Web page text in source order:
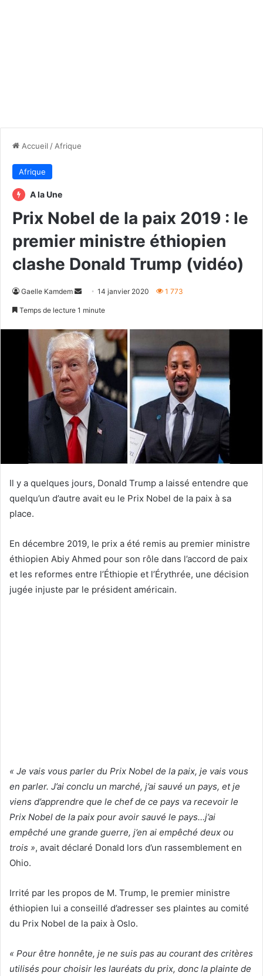
Accueil / Afrique
Afrique
A la Une
Prix Nobel de la paix 2019 : le
premier ministre éthiopien
clashe Donald Trump (vidéo)
Gaelle Kamdem
Envoyer14 janvier 2020 1 773
Temps de lecture 1 minute
Il y a quelques jours, Donald Trump a laissé entendre que
quelqu’un d’autre avait eu le Prix Nobel de la paix à sa
place.
En décembre 2019, le prix a été remis au premier ministre
éthiopien Abiy Ahmed pour son rôle dans l’accord de paix
et les reformes entre l’Éthiopie et l’Érythrée, une décision
jugée injuste par le président américain.
« Je vais vous parler du Prix Nobel de la paix, je vais vous
en parler. J’ai conclu un marché, j’ai sauvé un pays, et je
viens d’apprendre que le chef de ce pays va recevoir le
Prix Nobel de la paix pour avoir sauvé le pays…j’ai
empêché une grande guerre, j’en ai empêché deux ou
trois », avait déclaré Donald lors d’un rassemblement en
Ohio.
Irrité par les propos de M. Trump, le premier ministre
éthiopien lui a conseillé d’adresser ses plaintes au comité
du Prix Nobel de la paix à Oslo.
« Pour être honnête, je ne suis pas au courant des critères
utilisés pour choisir les lauréats du prix, donc la plainte de